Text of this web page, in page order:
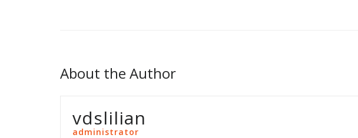
About the Author
vdslilian
administrator